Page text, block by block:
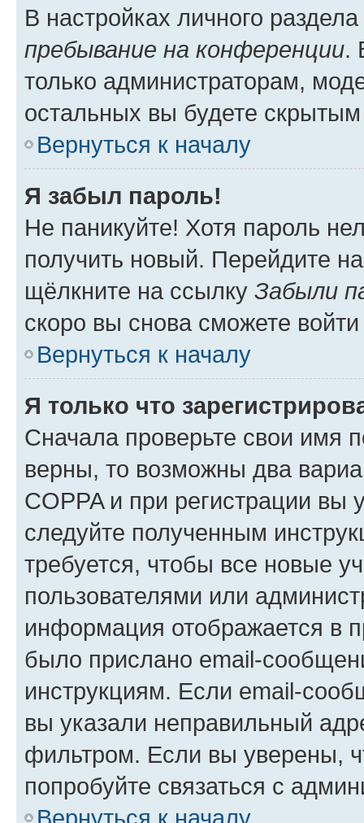
В настройках личного
пребывание на конференции.
только администраторам,
остальных вы будете
Вернуться к началу
Я забыл пароль!
Не паникуйте! Хотя пароль
получить новый. Перейдите
щёлкните на ссылку Забыли
скоро вы снова сможете
Вернуться к началу
Я только что
Сначала проверьте свои имя
верны, то возможны два
COPPA и при регистрации вы
следуйте полученным
требуется, чтобы все новые
пользователями или
информация отображается в
было прислано email-
инструкциям. Если email-
вы указали неправильный
фильтром. Если вы уверены,
попробуйте связаться с
Вернуться к началу